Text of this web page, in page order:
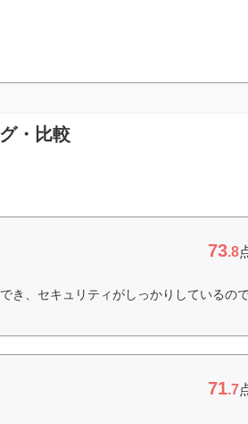
・比較
73.8
き、セキュリティがしっかりしているの
71.7